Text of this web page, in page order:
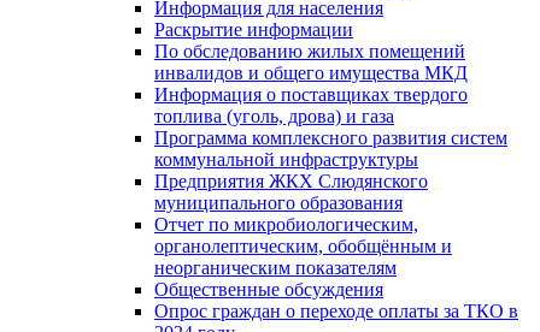
Информация для населения
Раскрытие информации
По обследованию жилых помещений
инвалидов и общего имущества МКД
Информация о поставщиках твердого
топлива (уголь, дрова) и газа
Программа комплексного развития систем
коммунальной инфраструктуры
Предприятия ЖКХ Слюдянского
муниципального образования
Отчет по микробиологическим,
органолептическим, обобщённым и
неорганическим показателям
Общественные обсуждения
Опрос граждан о переходе оплаты за ТКО в